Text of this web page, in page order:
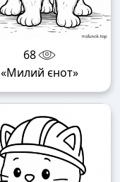
68
«Милий єнот»